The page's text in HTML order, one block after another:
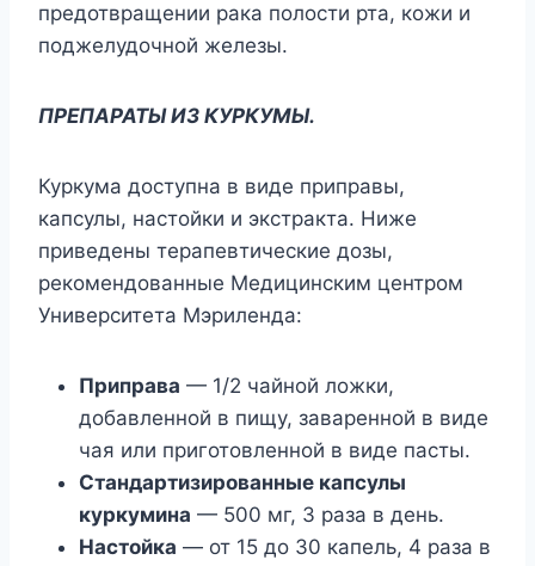
предотвращении рака полости рта, кожи и
поджелудочной железы.
ПРЕПАРАТЫ ИЗ КУРКУМЫ.
Куркума доступна в виде приправы,
капсулы, настойки и экстракта. Ниже
приведены терапевтические дозы,
рекомендованные Медицинским центром
Университета Мэриленда:
Приправа — 1/2 чайной ложки,
добавленной в пищу, заваренной в виде
чая или приготовленной в виде пасты.
Стандартизированные капсулы
куркумина — 500 мг, 3 раза в день.
Настойка — от 15 до 30 капель, 4 раза в